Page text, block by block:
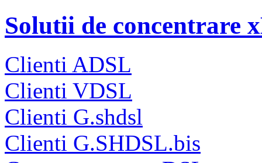
Solutii de concentrare
Clienti ADSL
Clienti VDSL
Clienti G.shdsl
Clienti G.SHDSL.bis